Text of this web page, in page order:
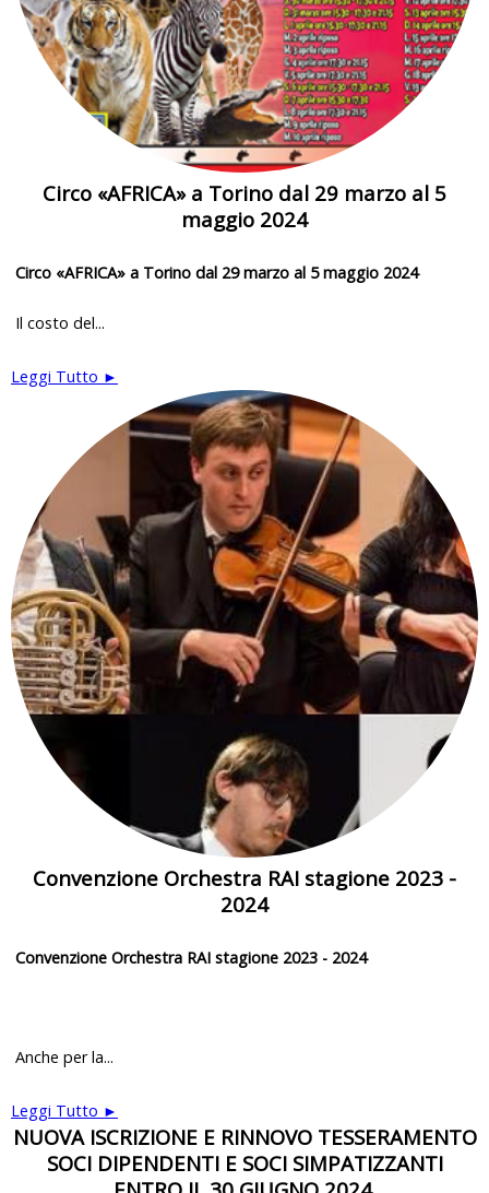
Circo «AFRICA» a Torino dal 29 marzo al 5
maggio 2024
Circo «AFRICA» a Torino dal 29 marzo al 5 maggio 2024
Il costo del...
Leggi Tutto ►
Convenzione Orchestra RAI stagione 2023 -
2024
Convenzione Orchestra RAI stagione 2023 - 2024
Anche per la...
Leggi Tutto ►
NUOVA ISCRIZIONE E RINNOVO TESSERAMENTO
SOCI DIPENDENTI E SOCI SIMPATIZZANTI